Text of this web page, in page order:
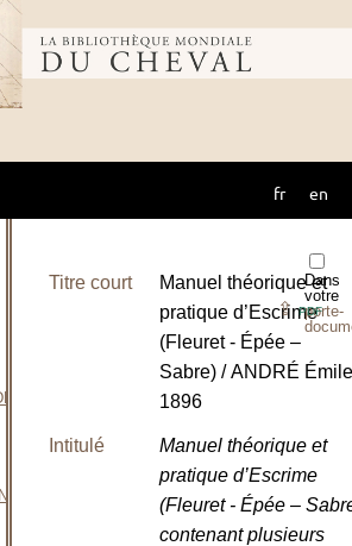
du
fr en
Dans
votre
porte-
⇪PDF
Titre court
Manuel théorique et
pratique d’Escrime
(Fleuret - Épée –
Sabre) / ANDRÉ
1896
Intitulé
Manuel théorique et
pratique d’Escrime
(Fleuret - Épée –
contenant plusieurs